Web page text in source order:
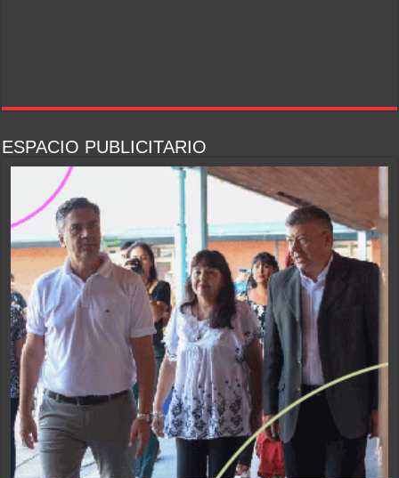
ESPACIO PUBLICITARIO